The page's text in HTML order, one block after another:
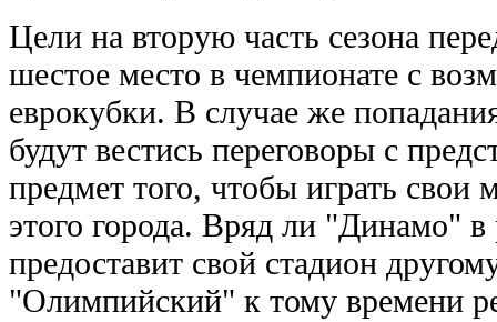
Цели на вторую часть сезона
шестое место в чемпионате с
еврокубки. В случае же
будут вестись переговоры с
предмет того, чтобы играть свои
этого города. Вряд ли "Динамо"
предоставит свой стадион
"Олимпийский" к тому времени